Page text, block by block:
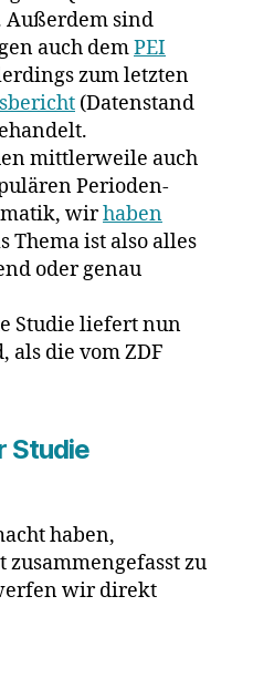
Außerdem sind
auch demPEI
zum letzten
(Datenstand
mittlerweile auch
Perioden-
wirhaben
Thema ist also alles
oder genau
Studie liefert nun
als die vom ZDF
Studie
haben,
zusammengefasst zu
wir direkt